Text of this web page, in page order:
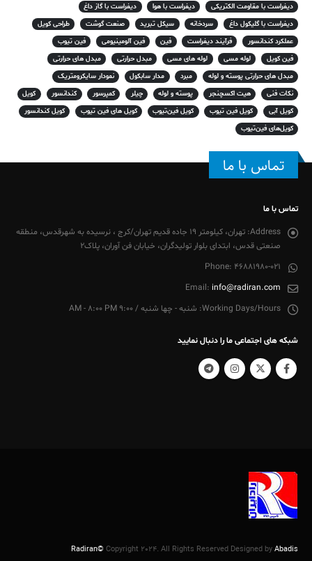
دیفراست با مقاومت الکتریکی
دیفراست با هوا
دیفراست با گاز داغ
دیفراست با گلیکول داغ
سردخانه سیکل تبرید صنعت گوشت
طراحی کویل
عملکرد کندانسور
فرآیند دیفراست فین فین آلومینیومی
فین تیوب
فین کویل
لوله مسی لوله های مسی مبدل حرارتی
مبدل های حرارتی
مبدل های حرارتی پوسته و لوله
مبرد مدار سابکول
نمودار سایکرومتریک
نکات فنی
هیت اکسچنجر پوسته و لوله چیلر کمپرسور کندانسور
کویل
کویل آبی
کویل فین تیوب کویل فین‌تیوب کویل های فین تیوب
کویل کندانسور
کویل‌های فین‌تیوب
تماس با ما
تماس با ما
Address:
تهران، کیلومتر 19 جاده قدیم تهران/کرج ، نرسیده به شهرقدس، منطقه
صنعتی قدس، ابتدای بلوار تولیدگران، خیابان فن آوران، پلاک2
Phone: 46881980-021
Email: info@radiran.com
Working Days/Hours: شنبه - چها شنبه / 9:00 AM - 8:00 PM
شبکه های اجتماعی ما را دنبال نمایید
Radiran© Copyright 2024. All Rights Reserved Designed by Abadis